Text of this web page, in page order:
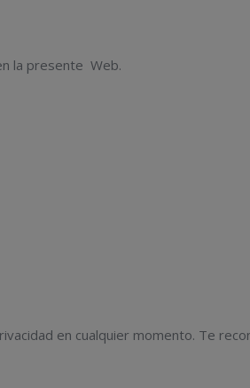
la presente Web.
en cualquier momento. Te